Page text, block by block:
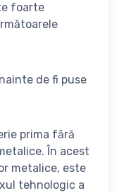
foarte
de fi puse
prima fără
În acest
metalice, este
tehnologic a